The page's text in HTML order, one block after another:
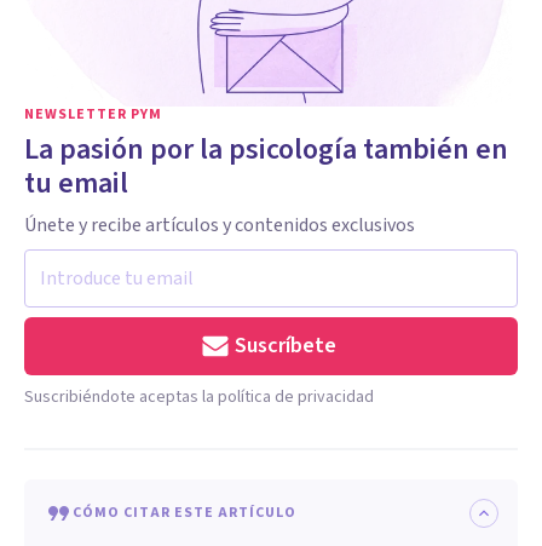
NEWSLETTER PYM
La pasión por la psicología también en
tu email
Únete y recibe artículos y contenidos exclusivos
Suscríbete
Suscribiéndote aceptas la política de privacidad
CÓMO CITAR ESTE ARTÍCULO